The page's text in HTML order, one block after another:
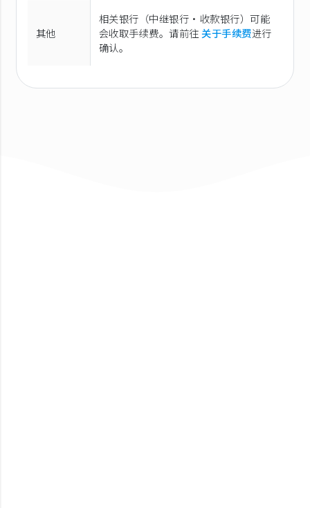
其他
相关银行（中继银行·收款银行）可能
会收取手续费。请前往关于手续费进行
确认。